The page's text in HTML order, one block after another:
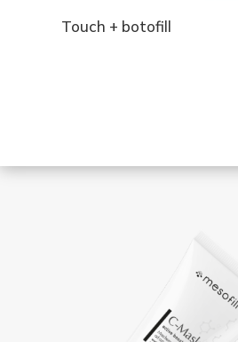
Touch + botofill